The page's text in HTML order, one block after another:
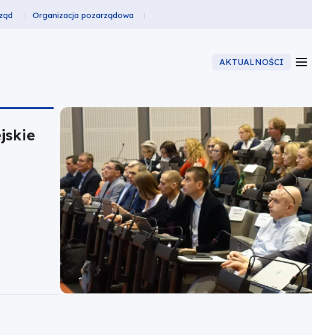
Organizacja pozarządowa
AKTUALNOŚCI